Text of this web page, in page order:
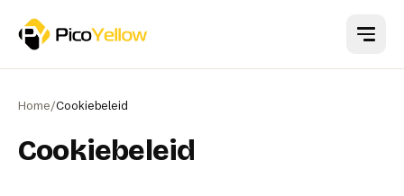
Home/Cookiebeleid
Cookiebeleid